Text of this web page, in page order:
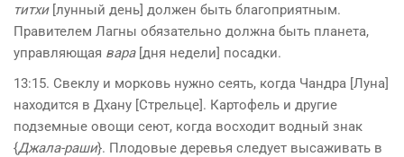
титхи[лунный день] должен быть благоприятным.
Правителем Лагны обязательно должна быть планета,
управляющая вара[дня недели] посадки.
13:15. Свеклу и морковь нужно сеять, когда Чандра [Луна]
находится в Дхану [Стрельце]. Картофель и другие
подземные овощи сеют, когда восходит водный знак
{Джала-раши}. Плодовые деревья следует высаживать в